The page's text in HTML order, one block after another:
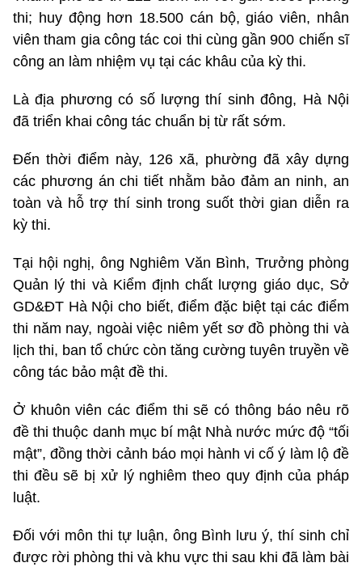
thi; huy động hơn 18.500 cán bộ, giáo viên, nhân
viên tham gia công tác coi thi cùng gần 900 chiến sĩ
công an làm nhiệm vụ tại các khâu của kỳ thi.
Là địa phương có số lượng thí sinh đông, Hà Nội
đã triển khai công tác chuẩn bị từ rất sớm.
Đến thời điểm này, 126 xã, phường đã xây dựng
các phương án chi tiết nhằm bảo đảm an ninh, an
toàn và hỗ trợ thí sinh trong suốt thời gian diễn ra
kỳ thi.
Tại hội nghị, ông Nghiêm Văn Bình, Trưởng phòng
Quản lý thi và Kiểm định chất lượng giáo dục, Sở
GD&ĐT Hà Nội cho biết, điểm đặc biệt tại các điểm
thi năm nay, ngoài việc niêm yết sơ đồ phòng thi và
lịch thi, ban tổ chức còn tăng cường tuyên truyền về
công tác bảo mật đề thi.
Ở khuôn viên các điểm thi sẽ có thông báo nêu rõ
đề thi thuộc danh mục bí mật Nhà nước mức độ “tối
mật”, đồng thời cảnh báo mọi hành vi cố ý làm lộ đề
thi đều sẽ bị xử lý nghiêm theo quy định của pháp
luật.
Đối với môn thi tự luận, ông Bình lưu ý, thí sinh chỉ
được rời phòng thi và khu vực thi sau khi đã làm bài